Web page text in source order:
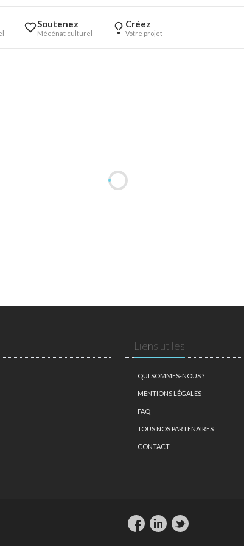
Soutenez
Mécénat culturel
Créez
Votre projet
Liens utiles
QUI SOMMES-NOUS ?
MENTIONS LÉGALES
FAQ
TOUS NOS PARTENAIRES
CONTACT